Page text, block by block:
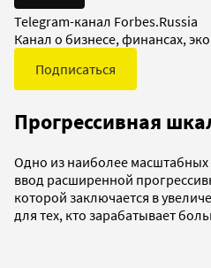
Telegram-канал Forbes.Russia
Канал о бизнесе, финансах,
Подписаться
Прогрессивная
Одно из наиболее
ввод расширенной
которой заключается в
для тех, кто зарабатывает